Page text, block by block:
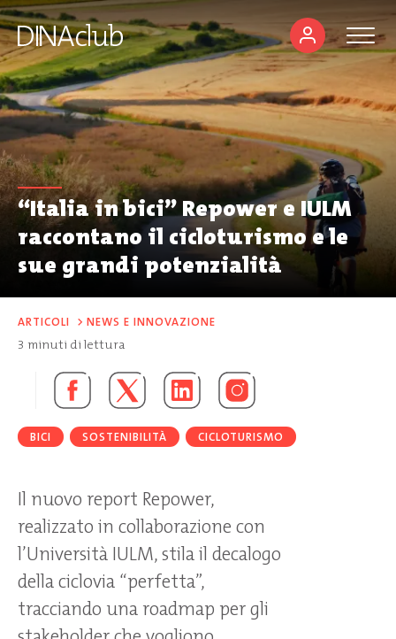
“Italia in bici” Repower e IULM
raccontano il cicloturismo e le
sue grandi potenzialità
ARTICOLI > NEWS E INNOVAZIONE
3 minuti di lettura
BICI SOSTENIBILITÀ CICLOTURISMO
Il nuovo report Repower,
realizzato in collaborazione con
l’Università IULM, stila il decalogo
della ciclovia “perfetta”,
tracciando una roadmap per gli